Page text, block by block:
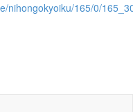
nihongokyoiku/165/0/